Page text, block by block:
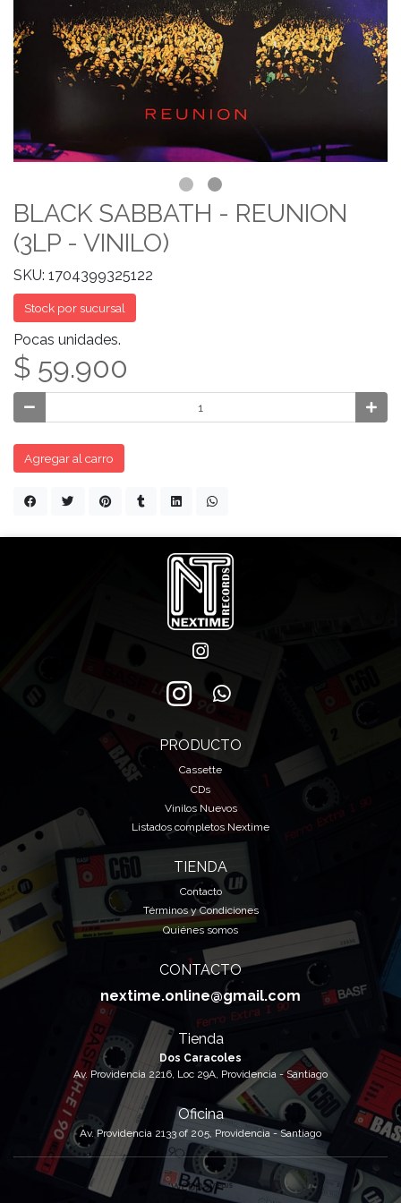
BLACK SABBATH - REUNION
(3LP - VINILO)
SKU: 1704399325122
Stock por sucursal
Pocas unidades.
$ 59.900
Agregar al carro
PRODUCTO
Cassette
CDs
Vinilos Nuevos
Listados completos Nextime
TIENDA
Contacto
Términos y Condiciones
Quiénes somos
CONTACTO
nextime.online@gmail.com
Tienda
Dos Caracoles
Av. Providencia 2216, Loc 29A, Providencia - Santiago
Oficina
Av. Providencia 2133 of 205, Providencia - Santiago